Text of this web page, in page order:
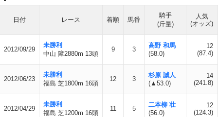
日付 レース 着順 馬番
騎手
(斤量)
人気
(オッズ)
2012/09/29
未勝利
中山 障2880m 13頭
9 3
高野 和馬
(58.0)
12
(87.4)
2012/06/23
未勝利
福島 芝1800m 16頭
12 3
杉原 誠人
(▲53.0)
14
(241.8)
2012/04/29
未勝利
福島 芝1200m 16頭
11 5
二本柳 壮
(56.0)
12
(124.3)